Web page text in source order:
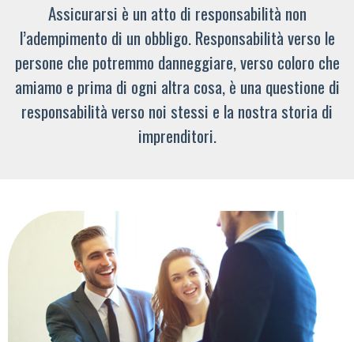
Assicurarsi è un atto di responsabilità non
l’adempimento di un obbligo. Responsabilità verso le
persone che potremmo danneggiare, verso coloro che
amiamo e prima di ogni altra cosa, è una questione di
responsabilità verso noi stessi e la nostra storia di
imprenditori.